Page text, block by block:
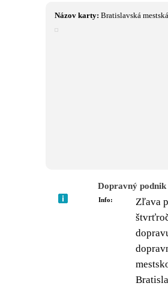
Názov karty: Bratislavská
Dopravný
Info:
Zľava